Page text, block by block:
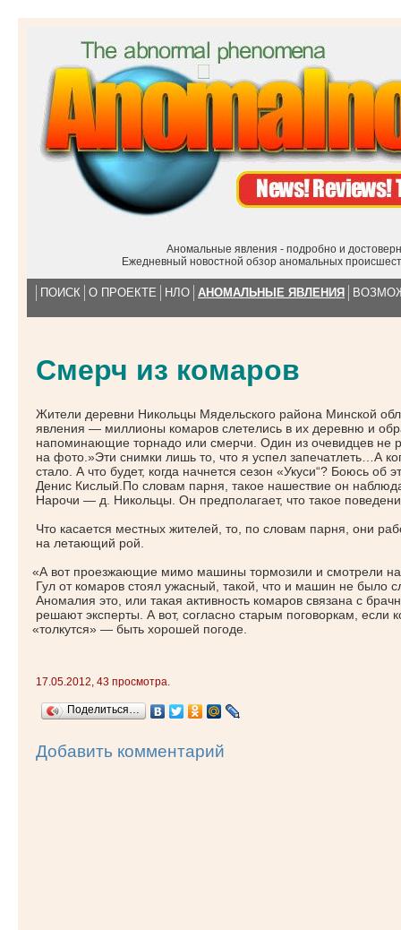
Аномальные явления - подробно и
Ежедневный новостной обзор аномальных
ПОИСК О ПРОЕКТЕ НЛО АНОМАЛЬНЫЕ ЯВЛЕНИЯ
Смерч из комаров
Жители деревни Никольцы Мядельского района Минской
явления — миллионы комаров слетелись в их деревню и
напоминающие торнадо или смерчи. Один из очевидцев не
на фото.»Эти снимки лишь то, что я успел запечатлеть…А
стало. А что будет, когда начнется сезон «Укуси“? Боюсь об
Денис Кислый.По словам парня, такое нашествие он
Нарочи — д. Никольцы. Он предполагает, что такое
Что касается местных жителей, то, по словам парня, они
на летающий рой.
«А вот проезжающие мимо машины тормозили и смотрели
Гул от комаров стоял ужасный, такой, что и машин не было
Аномалия это, или такая активность комаров связана с
решают эксперты. А вот, согласно старым поговоркам,
«толкутся» — быть хорошей погоде.
17.05.2012, 43 просмотра.
Поделиться…
Добавить комментарий